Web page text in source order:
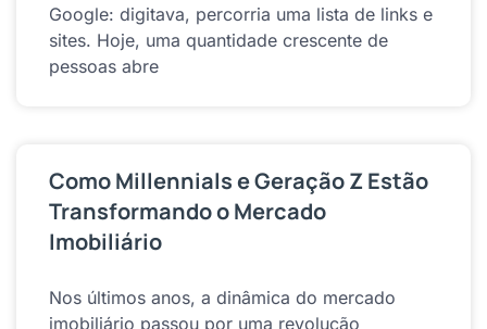
Google: digitava, percorria uma lista de links e
sites. Hoje, uma quantidade crescente de
pessoas abre
Como Millennials e Geração Z Estão
Transformando o Mercado
Imobiliário
Nos últimos anos, a dinâmica do mercado
imobiliário passou por uma revolução